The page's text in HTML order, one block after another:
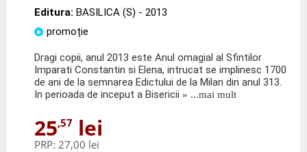
Editura: BASILICA (S) - 2013
promoție
Dragi copii, anul 2013 este Anul omagial al Sfintilor
Imparati Constantin si Elena, intrucat se implinesc 1700
de ani de la semnarea Edictului de la Milan din anul 313.
In perioada de inceput a Bisericii » ...mai mult
25,57 lei
PRP: 27,00 lei